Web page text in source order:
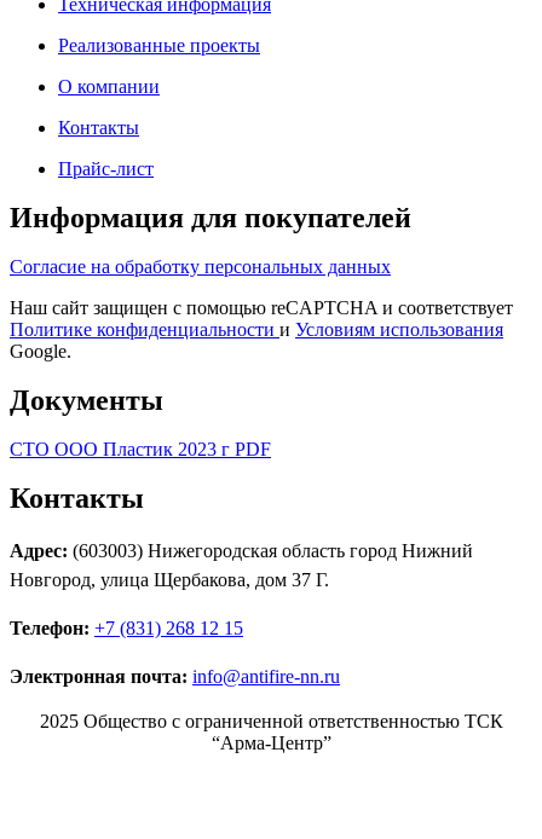
Реализованные проекты
О компании
Контакты
Прайс-лист
Информация для покупателей
Согласие на обработку персональных данных
Наш сайт защищен с помощью reCAPTCHA и соответствует
Политике конфиденциальности и Условиям использования
Google.
Документы
СТО ООО Пластик 2023 г PDF
Контакты
Адрес: (603003) Нижегородская область город Нижний
Новгород, улица Щербакова, дом 37 Г.
Телефон: +7 (831) 268 12 15
Электронная почта: info@antifire-nn.ru
2025 Общество с ограниченной ответственностью ТСК
“Арма-Центр”